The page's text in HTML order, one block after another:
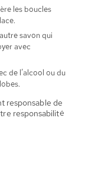
les boucles
savon qui
avec
de l’alcool ou du
responsable de
responsabilité